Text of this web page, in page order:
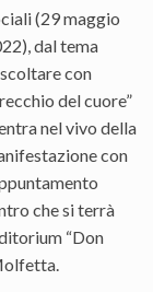
(29 maggio
dal tema
con
del cuore”
nel vivo della
con
che si terrà
“Don